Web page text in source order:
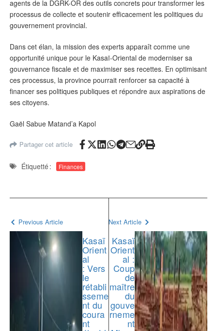
agents de la DGRK-OR des outils concrets pour transformer les
processus de collecte et soutenir efficacement les politiques du
gouvernement provincial.
Dans cet élan, la mission des experts apparaît comme une
opportunité unique pour le Kasaï-Oriental de moderniser sa
gouvernance fiscale et de maximiser ses recettes. En optimisant
ces processus, la province pourrait renforcer sa capacité à
financer ses politiques publiques et répondre aux aspirations de
ses citoyens.
Gaël Sabue Matand’a Kapol
Partager cet article
Étiquetté : Finances
Previous Article
Kasaï
Orient
al
: Vers
le
rétabli
sseme
nt du
coura
nt
Next Article
Kasaï
Orient
al :
Coup
de
maître
du
gouve
rneme
nt